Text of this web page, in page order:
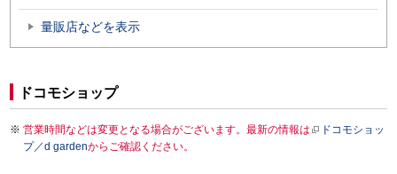
量販店などを表示
ドコモショップ
営業時間などは変更となる場合がございます。最新の情報は
ドコモショッ
プ／d gardenからご確認ください。